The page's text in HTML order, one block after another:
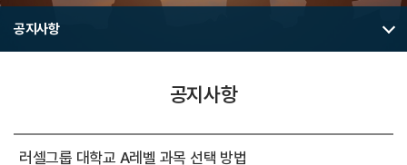
공지사항
공지사항
러셀그룹 대학교 A레벨 과목 선택 방법